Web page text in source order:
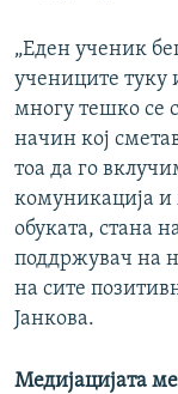
„Еден ученик
учениците туку
многу тешко се
начин кој
тоа да го
комуникација и
обуката, стана
поддржувач на
на сите
Јанкова.
Медијацијата